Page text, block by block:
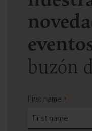
buzón
First name *